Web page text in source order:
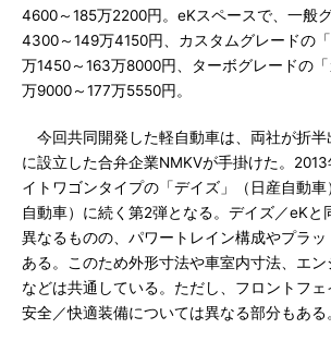
4600～185万2200円。eKスペースで、一般
4300～149万4150円、カスタムグレードの
万1450～163万8000円、ターボグレードの
万9000～177万5550円。
今回共同開発した軽自動車は、両社が折半
に設立した合弁企業NMKVが手掛けた。
イトワゴンタイプの「デイズ」（日産自動
自動車）に続く第2弾となる。デイズ／eKと
異なるものの、パワートレイン構成やプラ
ある。このため外形寸法や車室内寸法、エ
などは共通している。ただし、フロントフェ
安全／快適装備については異なる部分もある